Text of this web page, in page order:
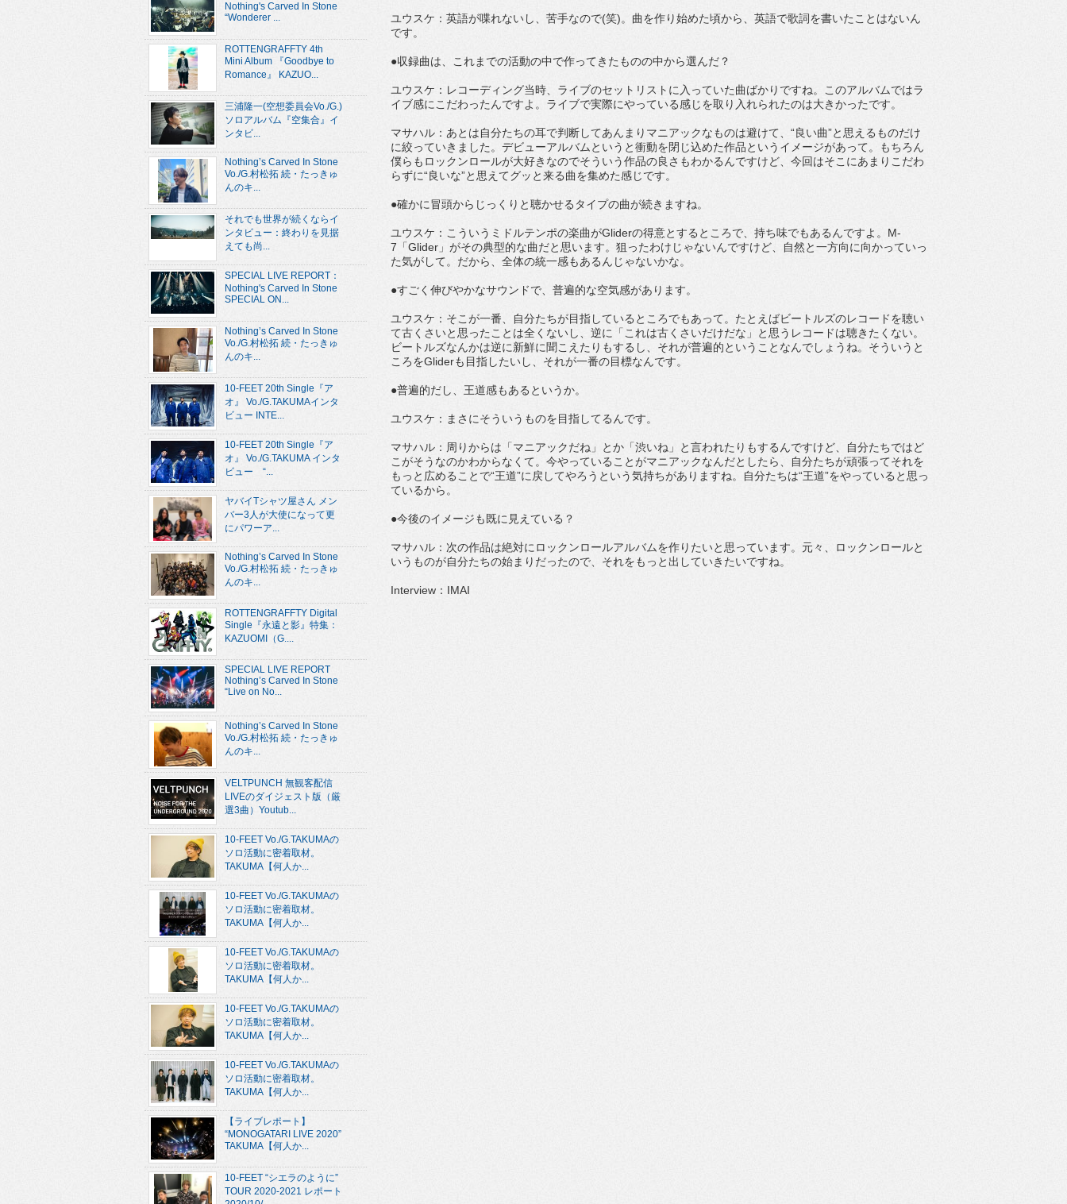
ユウスケ：英語が喋れないし、苦手なので(笑)。曲を作り始めた頃から、英語で歌詞を書いたことはないん
です。
●収録曲は、これまでの活動の中で作ってきたものの中から選んだ？
ユウスケ：レコーディング当時、ライブのセットリストに入っていた曲ばかりですね。このアルバムではラ
イブ感にこだわったんですよ。ライブで実際にやっている感じを取り入れられたのは大きかったです。
マサハル：あとは自分たちの耳で判断してあんまりマニアックなものは避けて、“良い曲”と思えるものだけ
に絞っていきました。デビューアルバムというと衝動を閉じ込めた作品というイメージがあって。もちろん
僕らもロックンロールが大好きなのでそういう作品の良さもわかるんですけど、今回はそこにあまりこだわ
らずに“良いな”と思えてグッと来る曲を集めた感じです。
●確かに冒頭からじっくりと聴かせるタイプの曲が続きますね。
ユウスケ：こういうミドルテンポの楽曲がGliderの得意とするところで、持ち味でもあるんですよ。M-
7「Glider」がその典型的な曲だと思います。狙ったわけじゃないんですけど、自然と一方向に向かっていっ
た気がして。だから、全体の統一感もあるんじゃないかな。
●すごく伸びやかなサウンドで、普遍的な空気感があります。
ユウスケ：そこが一番、自分たちが目指しているところでもあって。たとえばビートルズのレコードを聴い
て古くさいと思ったことは全くないし、逆に「これは古くさいだけだな」と思うレコードは聴きたくない。
ビートルズなんかは逆に新鮮に聞こえたりもするし、それが普遍的ということなんでしょうね。そういうと
ころをGliderも目指したいし、それが一番の目標なんです。
●普遍的だし、王道感もあるというか。
ユウスケ：まさにそういうものを目指してるんです。
マサハル：周りからは「マニアックだね」とか「渋いね」と言われたりもするんですけど、自分たちではど
こがそうなのかわからなくて。今やっていることがマニアックなんだとしたら、自分たちが頑張ってそれを
もっと広めることで“王道”に戻してやろうという気持ちがありますね。自分たちは“王道”をやっていると思っ
ているから。
●今後のイメージも既に見えている？
マサハル：次の作品は絶対にロックンロールアルバムを作りたいと思っています。元々、ロックンロールと
いうものが自分たちの始まりだったので、それをもっと出していきたいですね。
Interview：IMAI
Nothing's Carved In Stone
“Wonderer ...
ROTTENGRAFFTY 4th
Mini Album 『Goodbye to
Romance』 KAZUO...
三浦隆一(空想委員会Vo./G.)
ソロアルバム『空集合』イ
ンタビ...
Nothing’s Carved In Stone
Vo./G.村松拓 続・たっきゅ
んのキ...
それでも世界が続くならイ
ンタビュー：終わりを見据
えても尚...
SPECIAL LIVE REPORT：
Nothing's Carved In Stone
SPECIAL ON...
Nothing’s Carved In Stone
Vo./G.村松拓 続・たっきゅ
んのキ...
10-FEET 20th Single『ア
オ』 Vo./G.TAKUMAインタ
ビュー INTE...
10-FEET 20th Single『ア
オ』 Vo./G.TAKUMA インタ
ビュー “...
ヤバイTシャツ屋さん メン
バー3人が大使になって更
にパワーア...
Nothing’s Carved In Stone
Vo./G.村松拓 続・たっきゅ
んのキ...
ROTTENGRAFFTY Digital
Single『永遠と影』特集：
KAZUOMI（G....
SPECIAL LIVE REPORT
Nothing’s Carved In Stone
“Live on No...
Nothing’s Carved In Stone
Vo./G.村松拓 続・たっきゅ
んのキ...
VELTPUNCH 無観客配信
LIVEのダイジェスト版（厳
選3曲）Youtub...
10-FEET Vo./G.TAKUMAの
ソロ活動に密着取材。
TAKUMA【何人か...
10-FEET Vo./G.TAKUMAの
ソロ活動に密着取材。
TAKUMA【何人か...
10-FEET Vo./G.TAKUMAの
ソロ活動に密着取材。
TAKUMA【何人か...
10-FEET Vo./G.TAKUMAの
ソロ活動に密着取材。
TAKUMA【何人か...
10-FEET Vo./G.TAKUMAの
ソロ活動に密着取材。
TAKUMA【何人か...
【ライブレポート】
“MONOGATARI LIVE 2020”
TAKUMA【何人か...
10-FEET “シエラのように”
TOUR 2020-2021 レポート